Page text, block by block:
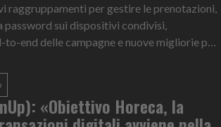
raggruppamenti per gestire le prenotazioni,
password sui dispositivi condivisi,
end delle campagne e nuove migliorie per
«Obiettivo Horeca, la